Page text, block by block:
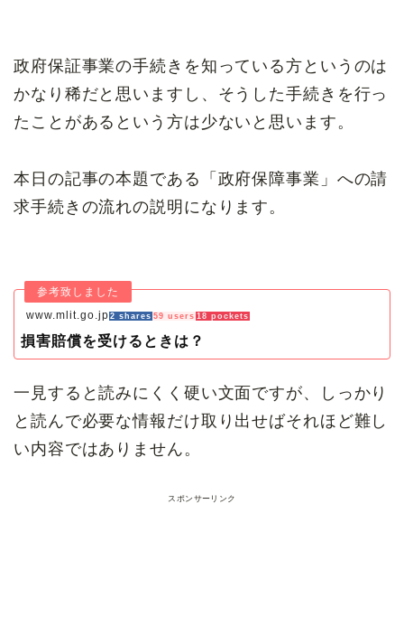
政府保証事業の手続きを知っている方というのは
かなり稀だと思いますし、そうした手続きを行っ
たことがあるという方は少ないと思います。
本日の記事の本題である「政府保障事業」への請
求手続きの流れの説明になります。
www.mlit.go.jp 2 shares 59 users 18 pockets
損害賠償を受けるときは？
一見すると読みにくく硬い文面ですが、しっかり
と読んで必要な情報だけ取り出せばそれほど難し
い内容ではありません。
スポンサーリンク